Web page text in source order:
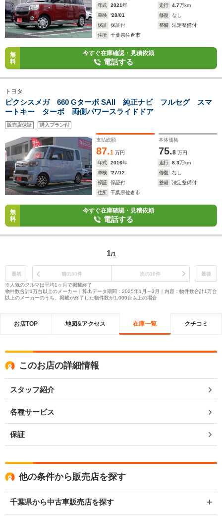
年式
2021年 走行 4.7万km
車検
'28/01 修復
なし
保証
保証付 整備
法定整備付
住所
千葉県佐倉市
無
料
今すぐ在庫確認・見積依頼
電話する
トヨタ
ピクシスメガ 660 Gターボ SAII 純正ナビ フルセグ スマ
ートキー ターボ 両側パワースライドドア
販売店保証 購入プラン付
支払総額
87.1 万円
本体価格
75.8 万円
年式
2016年 走行 8.3万km
車検
'27/12 修復
なし
保証
保証付 整備
法定整備付
住所
千葉県佐倉市
無
料
今すぐ在庫確認・見積依頼
電話する
1/1
最初 前の30件 次の30件
最後
※人気のクルマは平均1ヶ月で掲載終了
物件数合計1万台以上のメーカー｜算出データ期間：2025年1月～3月｜内容：物件数合計1万台
以上のメーカーのうち、掲載が終了した物件数が1,000台以上の場合
お店TOP 地図&アクセス 在庫一覧 クチコミ
このお店の詳細情報
スタッフ紹介
各種サービス
保証
他の条件から販売店を探す
千葉県から中古車販売店を探す